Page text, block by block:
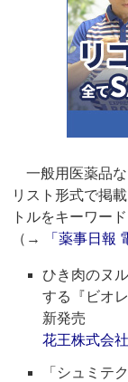
一般用医薬品な
リスト形式で掲
トルをキーワー
（→
「薬事日報
ひき肉のヌ
する『ビオ
新発売
花王株式会社
「シュミテ